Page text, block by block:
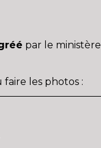
par le ministère
les photos :